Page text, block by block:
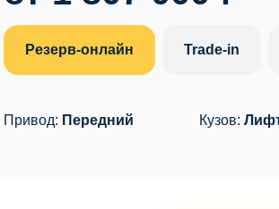
Резерв-онлайн Trade-in
Привод: Передний Кузов: